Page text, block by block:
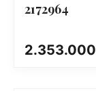
2172964
2.353.000